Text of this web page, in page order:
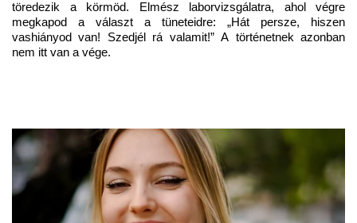
töredezik a körmöd. Elmész laborvizsgálatra, ahol végre
megkapod a választ a tüneteidre: „Hát persze, hiszen
vashiányod van! Szedjél rá valamit!” A történetnek azonban
nem itt van a vége.